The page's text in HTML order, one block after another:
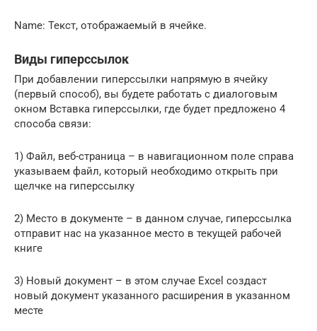
Name: Текст, отображаемый в ячейке.
Виды гиперссылок
При добавлении гиперссылки напрямую в ячейку
(первый способ), вы будете работать с диалоговым
окном Вставка гиперссылки, где будет предложено 4
способа связи:
1) Файл, веб-страница – в навигационном поле справа
указываем файл, который необходимо открыть при
щелчке на гиперссылку
2) Место в документе – в данном случае, гиперссылка
отправит нас на указанное место в текущей рабочей
книге
3) Новый документ – в этом случае Excel создаст
новый документ указанного расширения в указанном
месте